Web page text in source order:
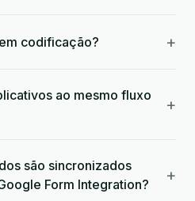
codificação? +
ao mesmo fluxo
+
são sincronizados
Form Integration?
+